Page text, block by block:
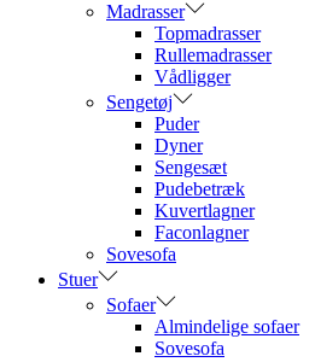
Madrasser
Topmadrasser
Rullemadrasser
Vådligger
Sengetøj
Puder
Dyner
Sengesæt
Pudebetræk
Kuvertlagner
Faconlagner
Sovesofa
Stuer
Sofaer
Almindelige sofaer
Sovesofa